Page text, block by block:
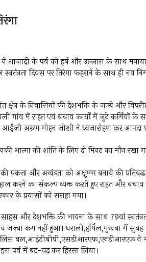
के पर्व को हर्ष और उल्लास के साथ
दिवस पर तिरंगा फहराने के साथ ही नव
के निवासियों की देशभक्ति के जज्बे और
गांव में राहत एवं बचाव कार्यों में जुटे कर्मियों के
अरुण मोहन जोशी ने ध्वजारोहण कर आपदा
आत्मा की शांति के लिए दो मिनट का मौन रखा
एकता और अखंडता को अक्षुण्ण बनाये की
करने का संकल्प व्यक्त करते हुए राहत और बचाव
के प्रयासों को सराहा गया।
और देशभक्ति की भावना के साथ 79वां
व जज़्बा कम नहीं हुआ। धराली,हर्षिल,मुखबा में
पुलिस बल,आईटीबीपी,एसडीआरएफ,एनडीआरएफ ने
पर्व में बढ़-चढ़ कर हिस्सा लिया।